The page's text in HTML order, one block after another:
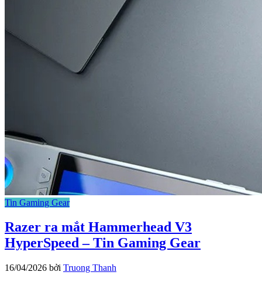
Tin Gaming Gear
Razer ra mắt Hammerhead V3
HyperSpeed – Tin Gaming Gear
16/04/2026 bởi Truong Thanh